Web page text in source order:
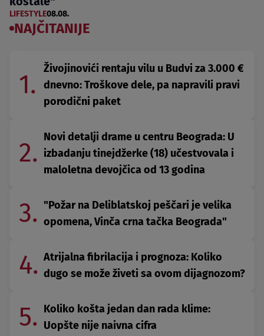
LIFESTYLE08.08.
NAJČITANIJE
1.
Živojinovići rentaju vilu u Budvi za 3.000 €
dnevno: Troškove dele, pa napravili pravi
porodični paket
2.
Novi detalji drame u centru Beograda: U
izbadanju tinejdžerke (18) učestvovala i
maloletna devojčica od 13 godina
3. "Požar na Deliblatskoj peščari je velika
opomena, Vinča crna tačka Beograda"
4. Atrijalna fibrilacija i prognoza: Koliko
dugo se može živeti sa ovom dijagnozom?
5. Koliko košta jedan dan rada klime:
Uopšte nije naivna cifra